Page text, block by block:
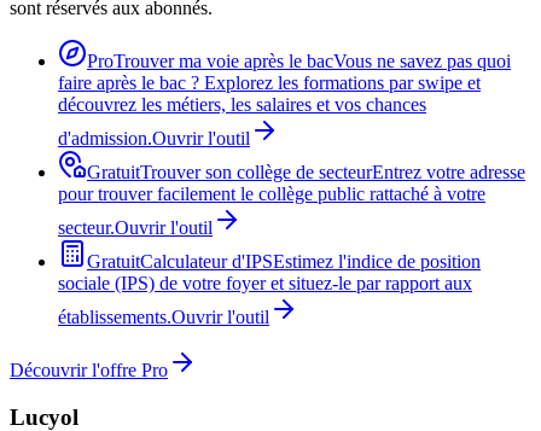
sont réservés aux abonnés.
ProTrouver ma voie après le bacVous ne savez pas quoi
faire après le bac ? Explorez les formations par swipe et
découvrez les métiers, les salaires et vos chances
d'admission.Ouvrir l'outil
GratuitTrouver son collège de secteurEntrez votre adresse
pour trouver facilement le collège public rattaché à votre
secteur.Ouvrir l'outil
GratuitCalculateur d'IPSEstimez l'indice de position
sociale (IPS) de votre foyer et situez-le par rapport aux
établissements.Ouvrir l'outil
Découvrir l'offre Pro
Lucyol